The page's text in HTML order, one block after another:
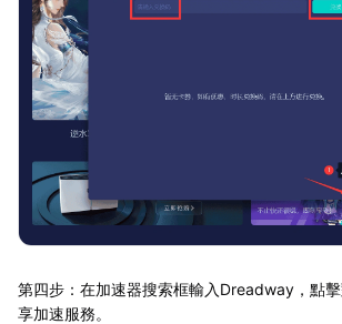
第四步：在加速器搜索框輸入Dreadway，點
享加速服務。